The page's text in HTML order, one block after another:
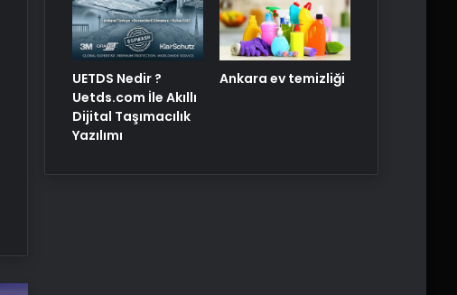
UETDS Nedir ?
Uetds.com İle Akıllı
Dijital Taşımacılık
Yazılımı
Ankara ev temizliği